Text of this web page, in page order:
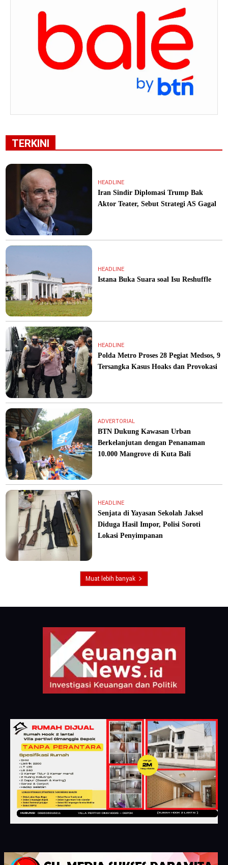
TERKINI
HEADLINE
Iran Sindir Diplomasi Trump Bak
Aktor Teater, Sebut Strategi AS Gagal
HEADLINE
Istana Buka Suara soal Isu Reshuffle
HEADLINE
Polda Metro Proses 28 Pegiat Medsos, 9
Tersangka Kasus Hoaks dan Provokasi
ADVERTORIAL
BTN Dukung Kawasan Urban
Berkelanjutan dengan Penanaman
10.000 Mangrove di Kuta Bali
HEADLINE
Senjata di Yayasan Sekolah Jaksel
Diduga Hasil Impor, Polisi Soroti
Lokasi Penyimpanan
Muat lebih banyak